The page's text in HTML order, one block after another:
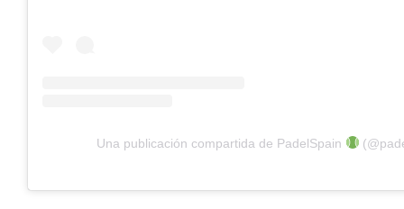
Una publicación compartida de PadelSpain